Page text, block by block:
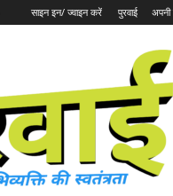
साइन इन/ ज्वाइन करें पुरवाई अपनी